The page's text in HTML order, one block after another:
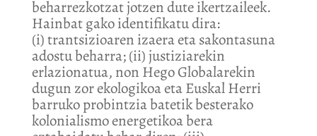
beharrezkotzat jotzen dute ikertzaileek.
Hainbat gako identifikatu dira:
(i) trantsizioaren izaera eta sakontasuna
adostu beharra; (ii) justiziarekin
erlazionatua, non Hego Globalarekin
dugun zor ekologikoa eta Euskal Herri
barruko probintzia batetik besterako
kolonialismo energetikoa bera